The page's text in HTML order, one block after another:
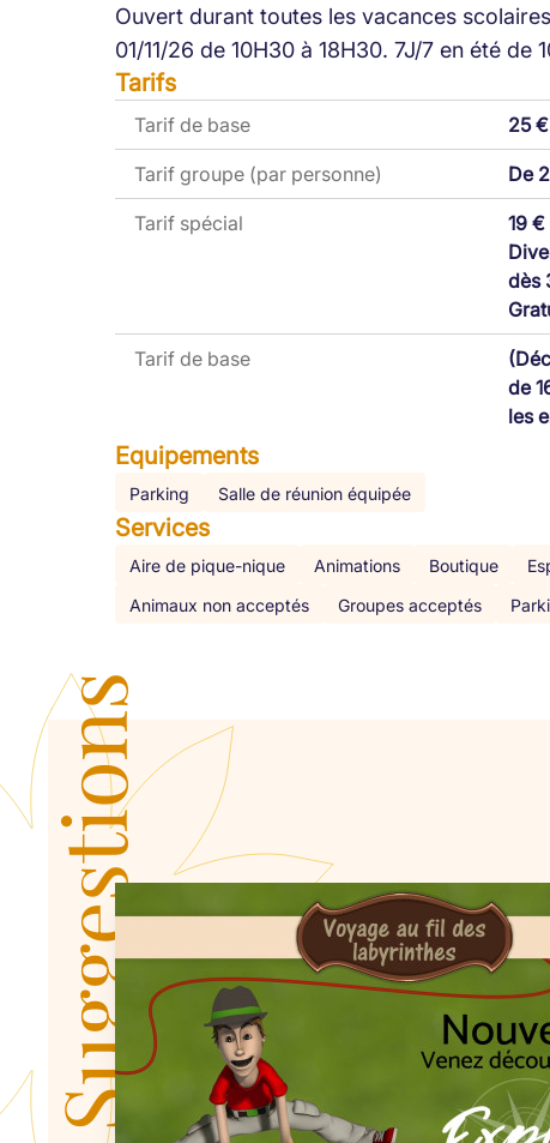
Ouvert durant toutes les vacances
01/11/26 de 10H30 à 18H30. 7J/7 en été de
Tarifs
Tarif de base 25
Tarif groupe (par personne) De
Tarif spécial
19
dès
Tarif de base
de
les
Equipements
Parking Salle de réunion équipée
Services
Aire de pique-nique Animations Boutique
Animaux non acceptés
Groupes acceptés
Suggestions